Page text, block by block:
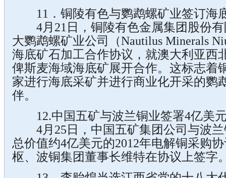
11．铜陵有色与鹦鹉螺矿业签订海
4月21日，铜陵有色金属集团股份有
大鹦鹉螺矿业公司（Nautilus Minerals
海底矿石加工合作协议，就澳大利亚西
俾斯麦海域海底矿展开合作。这标志着
家进行海底采矿并进行商业化开采的鹦
伴。
12.中国五矿与波兰铜业签署4亿美
4月25日，中国五矿集团公司与波兰
总价值约4亿美元的2012年电解铜采购
枢、波铜集团董事长维特在协议上签字